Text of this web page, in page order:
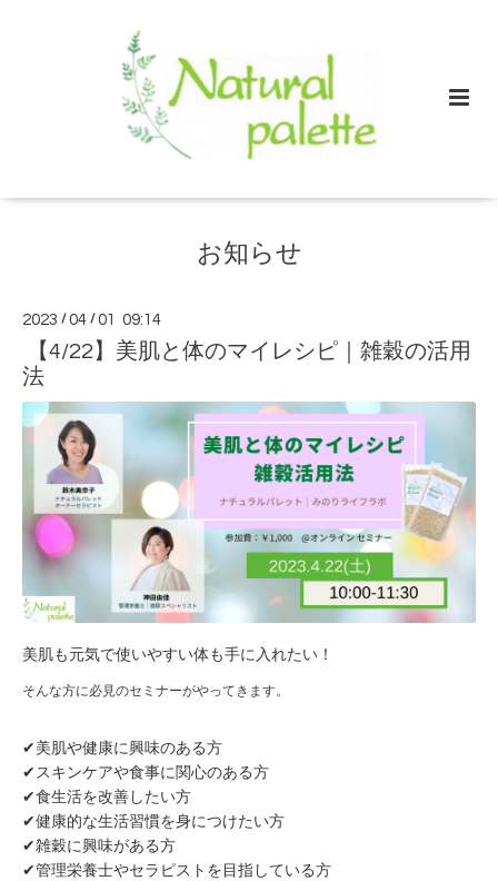
お知らせ
2023 /04 /01 09:14
【4/22】美肌と体のマイレシピ｜雑穀の活用
法
美肌も元気で使いやすい体も手に入れたい！
そんな方に必見のセミナーがやってきます。
✔︎美肌や健康に興味のある方
✔︎スキンケアや食事に関心のある方
✔︎食生活を改善したい方
✔︎健康的な生活習慣を身につけたい方
✔︎雑穀に興味がある方
✔︎管理栄養士やセラピストを目指している方